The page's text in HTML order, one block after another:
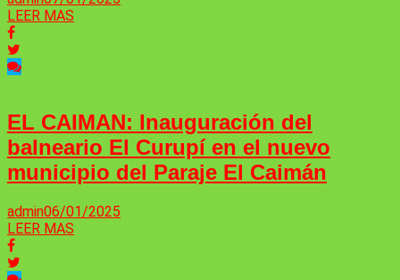
LEER MAS
EL CAIMAN: Inauguración del
balneario El Curupí en el nuevo
municipio del Paraje El Caimán
admin06/01/2025
LEER MAS